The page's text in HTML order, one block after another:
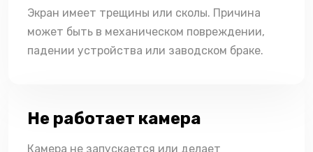
Экран имеет трещины или сколы. Причина
может быть в механическом повреждении,
падении устройства или заводском браке.
Не работает камера
Камера не запускается или делает